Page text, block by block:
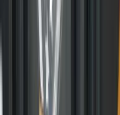
🇷🇺 Рубли (RUB)